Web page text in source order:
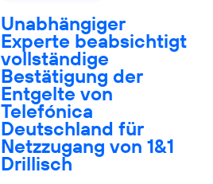
Unabhängiger
Experte beabsichtigt
vollständige
Bestätigung der
Entgelte von
Telefónica
Deutschland für
Netzzugang von 1&1
Drillisch